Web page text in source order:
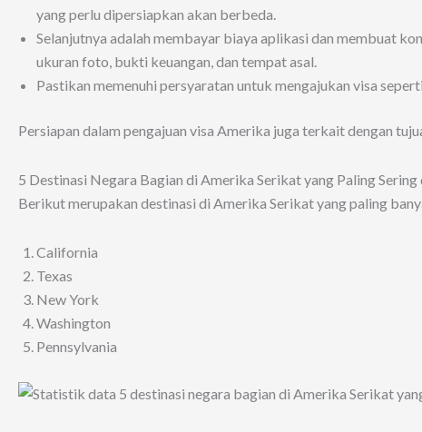
yang perlu dipersiapkan akan berbeda.
Selanjutnya adalah membayar biaya aplikasi dan membuat
ukuran foto, bukti keuangan, dan tempat asal.
Pastikan memenuhi persyaratan untuk mengajukan visa
Persiapan dalam pengajuan visa Amerika juga terkait dengan
5 Destinasi Negara Bagian di Amerika Serikat yang Paling
Berikut merupakan destinasi di Amerika Serikat yang paling
California
Texas
New York
Washington
Pennsylvania